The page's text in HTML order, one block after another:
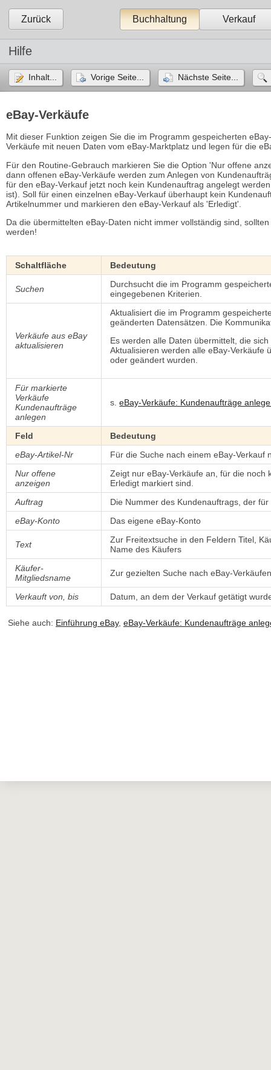
Zurück Buchhaltung Verkauf
Hilfe
Inhalt... Vorige Seite... Nächste Seite...
eBay-Verkäufe
Mit dieser Funktion zeigen Sie die im Programm gespeicherten
Verkäufe mit neuen Daten vom eBay-Marktplatz und legen für die
Für den Routine-Gebrauch markieren Sie die Option 'Nur offene
dann offenen eBay-Verkäufe werden zum Anlegen von
für den eBay-Verkauf jetzt noch kein Kundenauftrag angelegt
ist). Soll für einen einzelnen eBay-Verkauf überhaupt kein
Artikelnummer und markieren den eBay-Verkauf als 'Erledigt'.
Da die übermittelten eBay-Daten nicht immer vollständig sind,
werden!
Schaltfläche Bedeutung
Suchen
Durchsucht die im Programm
eingegebenen Kriterien.
Verkäufe aus eBay
aktualisieren
Aktualisiert die im Programm
geänderten Datensätzen. Die
Es werden alle Daten übermittelt, die
Aktualisieren werden alle eBay-Verkäufe
oder geändert wurden.
Für markierte
Verkäufe
Kundenaufträge
anlegen
s.eBay-Verkäufe: Kundenaufträge
Feld
Bedeutung
eBay-Artikel-Nr
Für die Suche nach einem eBay-Verkauf
Nur offene
anzeigen
Zeigt nur eBay-Verkäufe an, für die
Erledigt markiert sind.
Auftrag
Die Nummer des Kundenauftrags, der
eBay-Konto
Das eigene eBay-Konto
Text
Zur Freitextsuche in den Feldern Titel,
Name des Käufers
Käufer-
Mitgliedsname
Zur gezielten Suche nach eBay-
Verkauft von, bis Datum, an dem der Verkauf getätigt
Siehe auch: Einführung eBay, eBay-Verkäufe: Kundenaufträge